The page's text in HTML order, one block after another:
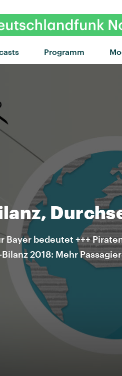
Programm
Bayer bedeutet +++
2018: Mehr